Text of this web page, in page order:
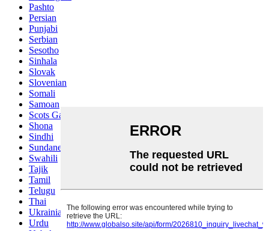
Pashto
Persian
Punjabi
Serbian
Sesotho
Sinhala
Slovak
Slovenian
Somali
Samoan
Scots Gaelic
Shona
Sindhi
Sundanese
Swahili
Tajik
Tamil
Telugu
Thai
Ukrainian
Urdu